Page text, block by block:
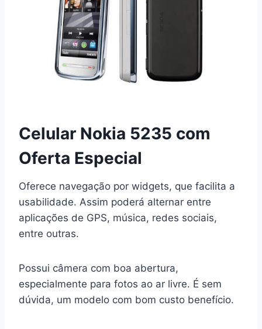
Celular Nokia 5235 com
Oferta Especial
Oferece navegação por widgets, que facilita a
usabilidade. Assim poderá alternar entre
aplicações de GPS, música, redes sociais,
entre outras.
Possui câmera com boa abertura,
especialmente para fotos ao ar livre. É sem
dúvida, um modelo com bom custo benefício.